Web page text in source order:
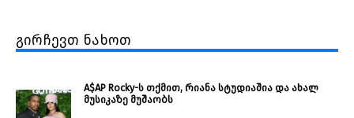
გირჩევთ ნახოთ
A$AP Rocky-ს თქმით, რიანა სტუდიაშია და ახალ
მუსიკაზე მუშაობს